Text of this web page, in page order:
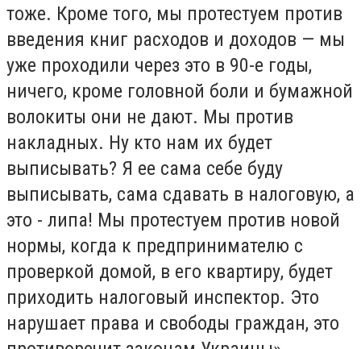
тоже. Кроме того, мы протестуем против
введения книг расходов и доходов — мы
уже проходили через это в 90-е годы,
ничего, кроме головной боли и бумажной
волокиты они не дают. Мы против
накладных. Ну кто нам их будет
выписывать? Я ее сама себе буду
выписывать, сама сдавать в налоговую, а
это - липа! Мы протестуем против новой
нормы, когда к предпринимателю с
проверкой домой, в его квартиру, будет
приходить налоговый инспектор. Это
нарушает права и свободы граждан, это